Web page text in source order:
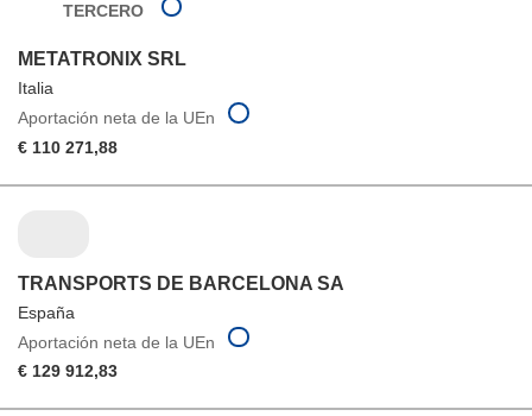
TERCERO
METATRONIX SRL
Italia
Aportación neta de la UEn
€ 110 271,88
TRANSPORTS DE BARCELONA SA
España
Aportación neta de la UEn
€ 129 912,83